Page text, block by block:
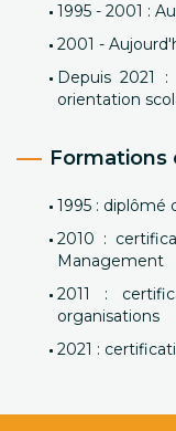
1995 - 2001 :
2001 -
Depuis 2021
orientation
1995 : diplômé
2010 :
Management
2011 :
organisations
2021 :